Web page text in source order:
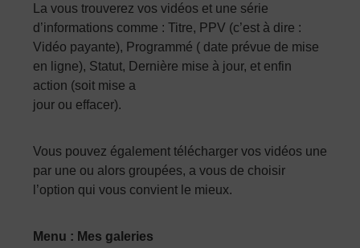
La vous trouverez vos vidéos et une série
d’informations comme : Titre, PPV (c’est à dire :
Vidéo payante), Programmé ( date prévue de mise
en ligne), Statut, Dernière mise à jour, et enfin
action (soit mise a
jour ou effacer).
Vous pouvez également télécharger vos vidéos une
par une ou alors groupées, a vous de choisir
l’option qui vous convient le mieux.
Menu : Mes galeries